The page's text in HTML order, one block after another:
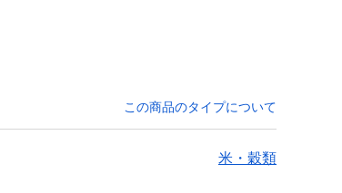
この商品のタイプについて
米・穀類